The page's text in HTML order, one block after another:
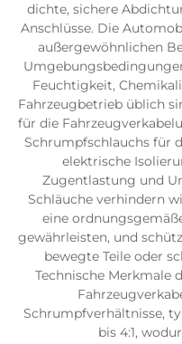
dichte, sichere
Anschlüsse. Die
außergewöhnlichen
Feuchtigkeit,
Fahrzeugbetrieb üblich
für die
Schrumpfschlauchs für
elektrische
Zugentlastung und
Schläuche verhindern
eine
gewährleisten, und
bewegte Teile oder
Technische Merkmale
Schrumpfverhältnisse,
bis 4:1,